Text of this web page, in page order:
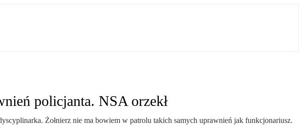
policjanta. NSA orzekł
Żołnierz nie ma bowiem w patrolu takich samych uprawnień jak funkcjonariusz.